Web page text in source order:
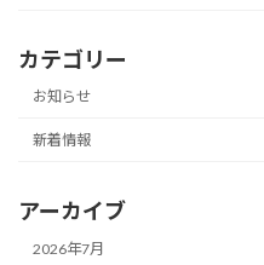
カテゴリー
お知らせ
新着情報
アーカイブ
2026年7月